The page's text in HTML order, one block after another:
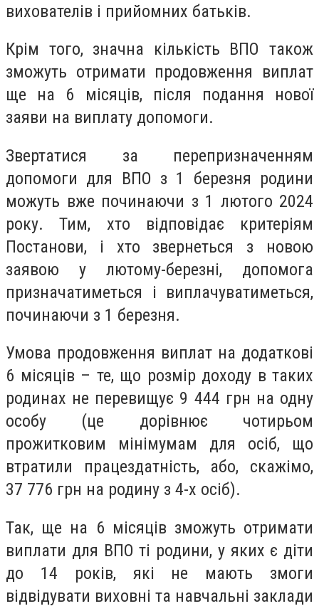
вихователів і прийомних батьків.
Крім того, значна кількість ВПО також
зможуть отримати продовження виплат
ще на 6 місяців, після подання нової
заяви на виплату допомоги.
Звертатися за перепризначенням
допомоги для ВПО з 1 березня родини
можуть вже починаючи з 1 лютого 2024
року. Тим, хто відповідає критеріям
Постанови, і хто звернеться з новою
заявою у лютому-березні, допомога
призначатиметься і виплачуватиметься,
починаючи з 1 березня.
Умова продовження виплат на додаткові
6 місяців – те, що розмір доходу в таких
родинах не перевищує 9 444 грн на одну
особу (це дорівнює чотирьом
прожитковим мінімумам для осіб, що
втратили працездатність, або, скажімо,
37 776 грн на родину з 4-х осіб).
Так, ще на 6 місяців зможуть отримати
виплати для ВПО ті родини, у яких є діти
до 14 років, які не мають змоги
відвідувати виховні та навчальні заклади